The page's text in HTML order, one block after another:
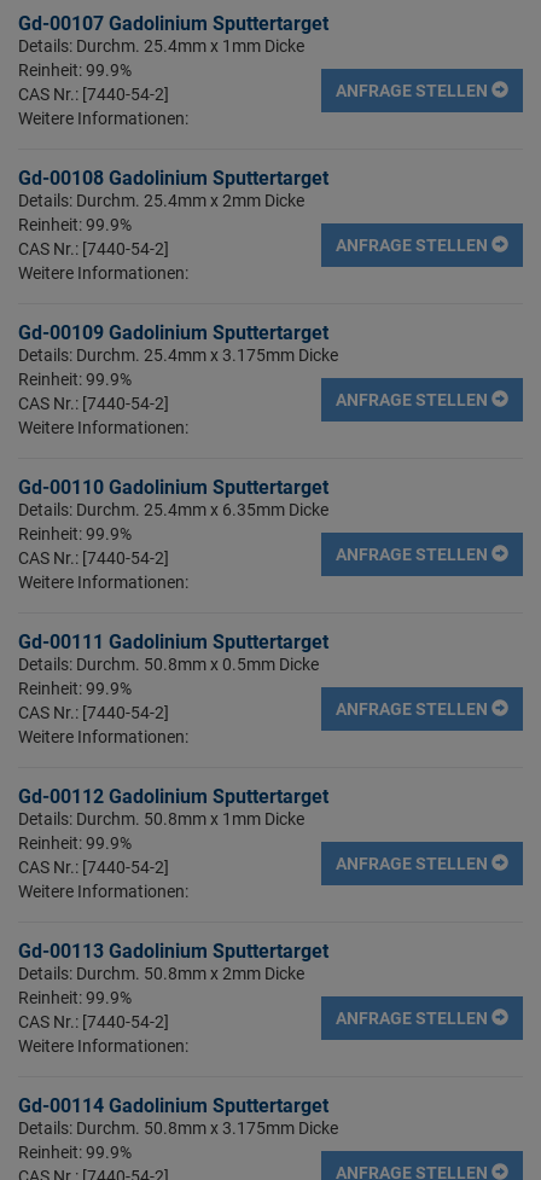
Gd-00107 Gadolinium Sputtertarget
Details: Durchm. 25.4mm x 1mm Dicke
Reinheit: 99.9%
CAS Nr.: [7440-54-2]
Weitere Informationen:
ANFRAGE STELLEN
Gd-00108 Gadolinium Sputtertarget
Details: Durchm. 25.4mm x 2mm Dicke
Reinheit: 99.9%
CAS Nr.: [7440-54-2]
Weitere Informationen:
ANFRAGE STELLEN
Gd-00109 Gadolinium Sputtertarget
Details: Durchm. 25.4mm x 3.175mm Dicke
Reinheit: 99.9%
CAS Nr.: [7440-54-2]
Weitere Informationen:
ANFRAGE STELLEN
Gd-00110 Gadolinium Sputtertarget
Details: Durchm. 25.4mm x 6.35mm Dicke
Reinheit: 99.9%
CAS Nr.: [7440-54-2]
Weitere Informationen:
ANFRAGE STELLEN
Gd-00111 Gadolinium Sputtertarget
Details: Durchm. 50.8mm x 0.5mm Dicke
Reinheit: 99.9%
CAS Nr.: [7440-54-2]
Weitere Informationen:
ANFRAGE STELLEN
Gd-00112 Gadolinium Sputtertarget
Details: Durchm. 50.8mm x 1mm Dicke
Reinheit: 99.9%
CAS Nr.: [7440-54-2]
Weitere Informationen:
ANFRAGE STELLEN
Gd-00113 Gadolinium Sputtertarget
Details: Durchm. 50.8mm x 2mm Dicke
Reinheit: 99.9%
CAS Nr.: [7440-54-2]
Weitere Informationen:
ANFRAGE STELLEN
Gd-00114 Gadolinium Sputtertarget
Details: Durchm. 50.8mm x 3.175mm Dicke
Reinheit: 99.9%
CAS Nr.: [7440-54-2]
ANFRAGE STELLEN